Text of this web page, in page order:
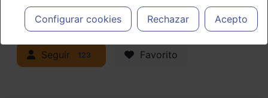
profesionales facultados prescribir medicamentos y decidir, en
cada caso concreto, el tratamiento más adecuado a las
necesidades del paciente.
Configurar cookies Rechazar Acepto
Actualidad y Artículos|Trastornos de
la infancia y adolescencia
Seguir 123 Favorito